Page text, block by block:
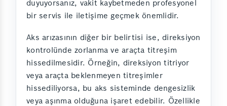
duyuyorsanız, vakit kaybetmeden profesyonel
bir servis ile iletişime geçmek önemlidir.
Aks arızasının diğer bir belirtisi ise, direksiyon
kontrolünde zorlanma ve araçta titreşim
hissedilmesidir. Örneğin, direksiyon titriyor
veya araçta beklenmeyen titreşimler
hissediliyorsa, bu aks sisteminde dengesizlik
veya aşınma olduğuna işaret edebilir. Özellikle